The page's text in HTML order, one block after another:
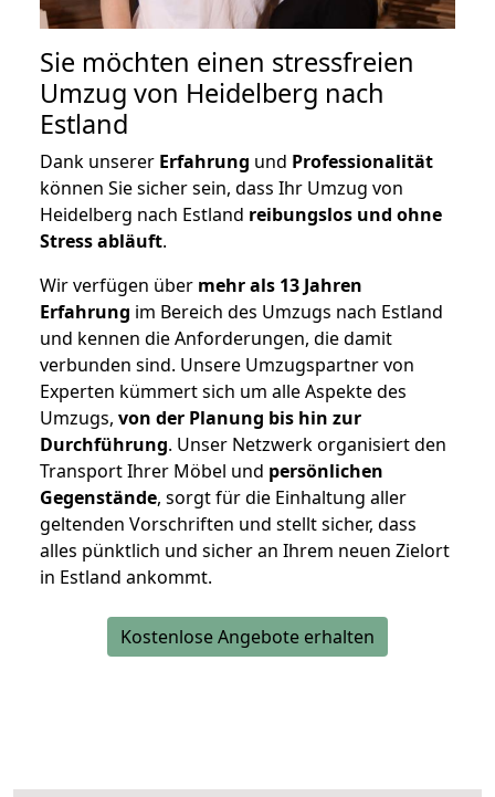
Sie möchten einen stressfreien
Umzug von Heidelberg nach
Estland
Dank unserer Erfahrung und Professionalität
können Sie sicher sein, dass Ihr Umzug von
Heidelberg nach Estland reibungslos und ohne
Stress abläuft.
Wir verfügen über mehr als 13 Jahren
Erfahrung im Bereich des Umzugs nach Estland
und kennen die Anforderungen, die damit
verbunden sind. Unsere Umzugspartner von
Experten kümmert sich um alle Aspekte des
Umzugs, von der Planung bis hin zur
Durchführung. Unser Netzwerk organisiert den
Transport Ihrer Möbel und persönlichen
Gegenstände, sorgt für die Einhaltung aller
geltenden Vorschriften und stellt sicher, dass
alles pünktlich und sicher an Ihrem neuen Zielort
in Estland ankommt.
Kostenlose Angebote erhalten